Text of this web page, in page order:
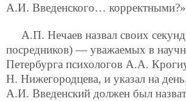
А.И. Введенского… корректными?»
А.П. Нечаев назвал своих
посредников) — уважаемых в
Петербурга психологов А.А.
Н. Нижегородцева, и указал на
А.И. Введенский должен был